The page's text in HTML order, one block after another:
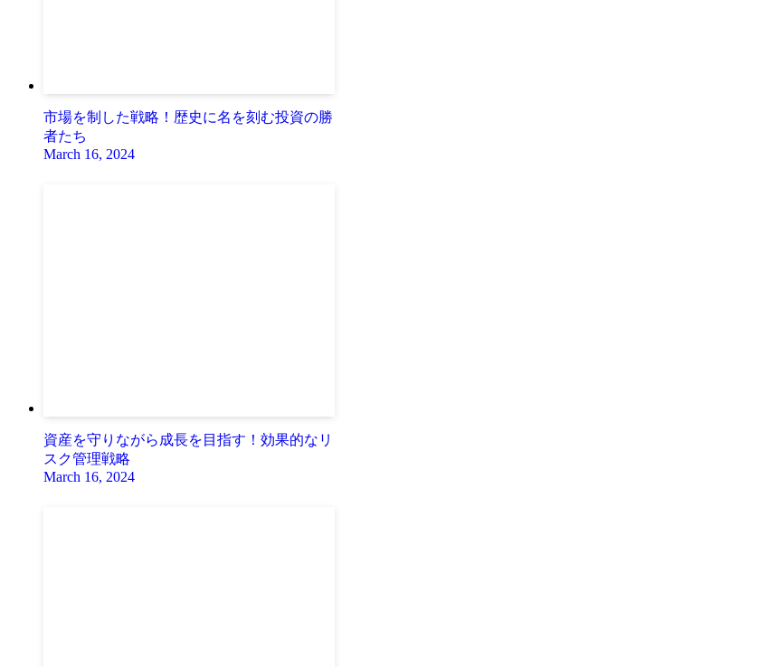
市場を制した戦略！歴史に名を刻む投資の勝
者たち
March 16, 2024
資産を守りながら成長を目指す！効果的なリ
スク管理戦略
March 16, 2024